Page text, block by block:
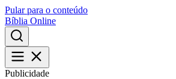
Pular para o conteúdo
Bíblia Online
Publicidade